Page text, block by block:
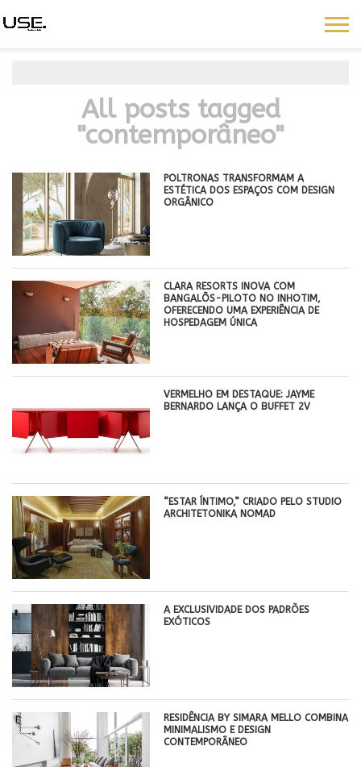
All posts tagged
"contemporâneo"
POLTRONAS TRANSFORMAM A
ESTÉTICA DOS ESPAÇOS COM DESIGN
ORGÂNICO
CLARA RESORTS INOVA COM
BANGALÔS-PILOTO NO INHOTIM,
OFERECENDO UMA EXPERIÊNCIA DE
HOSPEDAGEM ÚNICA
VERMELHO EM DESTAQUE: JAYME
BERNARDO LANÇA O BUFFET 2V
“ESTAR ÍNTIMO,” CRIADO PELO STUDIO
ARCHITETONIKA NOMAD
A EXCLUSIVIDADE DOS PADRÕES
EXÓTICOS
RESIDÊNCIA BY SIMARA MELLO COMBINA
MINIMALISMO E DESIGN
CONTEMPORÂNEO